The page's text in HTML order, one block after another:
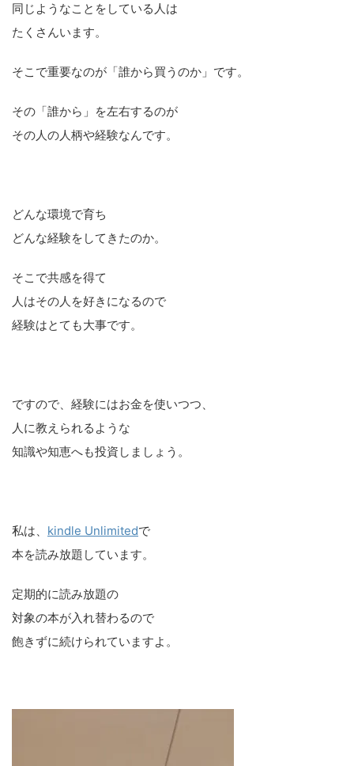
同じようなことをしている人は
たくさんいます。
そこで重要なのが「誰から買うのか」です。
その「誰から」を左右するのが
その人の人柄や経験なんです。
どんな環境で育ち
どんな経験をしてきたのか。
そこで共感を得て
人はその人を好きになるので
経験はとても大事です。
ですので、経験にはお金を使いつつ、
人に教えられるような
知識や知恵へも投資しましょう。
私は、 kindle Unlimitedで
本を読み放題しています。
定期的に読み放題の
対象の本が入れ替わるので
飽きずに続けられていますよ。